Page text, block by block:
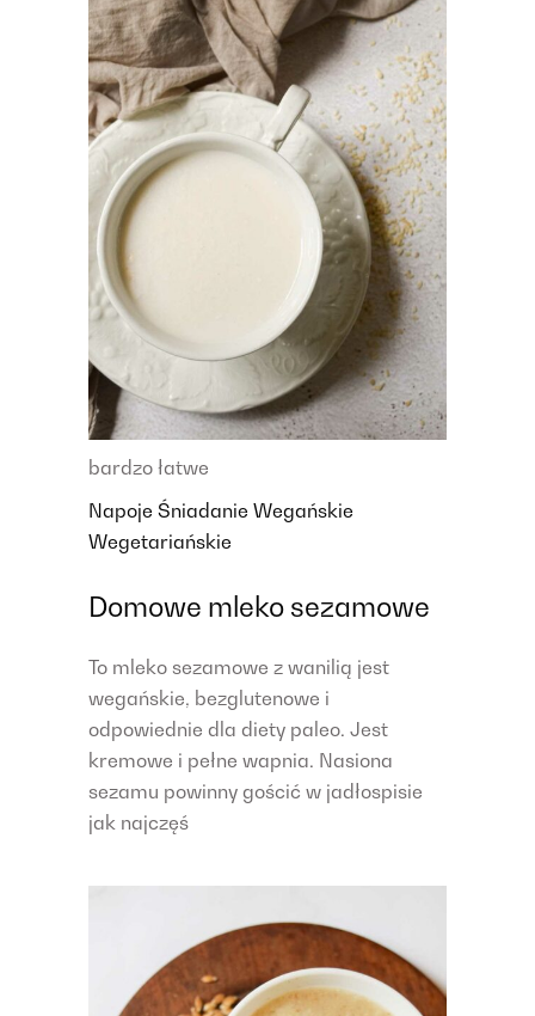
bardzo łatwe
Napoje Śniadanie Wegańskie
Wegetariańskie
Domowe mleko sezamowe
To mleko sezamowe z wanilią jest
wegańskie, bezglutenowe i
odpowiednie dla diety paleo. Jest
kremowe i pełne wapnia. Nasiona
sezamu powinny gościć w jadłospisie
jak najczęś